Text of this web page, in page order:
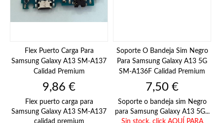
Flex Puerto Carga Para
Samsung Galaxy A13 SM-A137
Calidad Premium
Precio
9,86 €
Flex puerto carga para
Samsung Galaxy A13 SM-A137
calidad premium
Soporte O Bandeja Sim Negro
Para Samsung Galaxy A13 5G
SM-A136F Calidad Premium
Precio
7,50 €
Soporte o bandeja sim Negro
para Samsung Galaxy A13 5G...
Sin stock, click AQUÍ PARA